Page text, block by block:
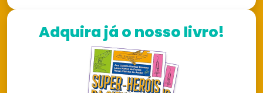
Adquira já o nosso livro!